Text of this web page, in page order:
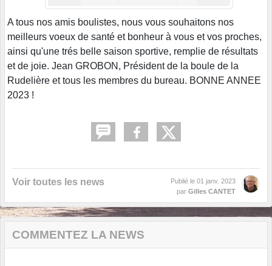
A tous nos amis boulistes, nous vous souhaitons nos
meilleurs voeux de santé et bonheur à vous et vos proches,
ainsi qu'une trés belle saison sportive, remplie de résultats
et de joie. Jean GROBON, Président de la boule de la
Rudelière et tous les membres du bureau. BONNE ANNEE
2023 !
Voir toutes les news Publié le 01 janv. 2023
par Gilles CANTET
COMMENTEZ LA NEWS